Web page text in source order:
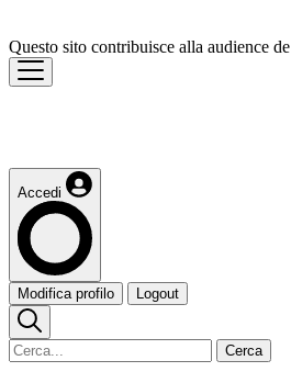
Questo sito contribuisce alla audience de
Accedi
Modifica profilo Logout
Cerca